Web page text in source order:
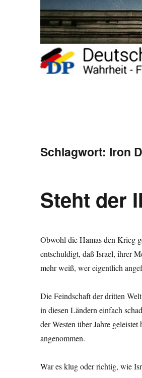
Schlagwort: Iron
Steht der
Obwohl die Hamas den Krieg
entschuldigt, daß Israel, ihrer
mehr weiß, wer eigentlich
Die Feindschaft der dritten
in diesen Ländern einfach
der Westen über Jahre
angenommen.
War es klug oder richtig, wie